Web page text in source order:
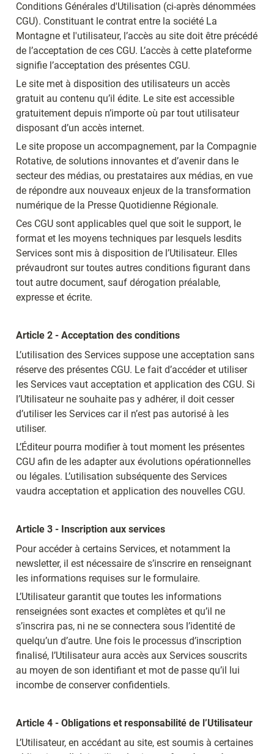
Conditions Générales d'Utilisation (ci-après dénommées
CGU). Constituant le contrat entre la société La
Montagne et l'utilisateur, l’accès au site doit être précédé
de l’acceptation de ces CGU. L’accès à cette plateforme
signifie l’acceptation des présentes CGU.
Le site met à disposition des utilisateurs un accès
gratuit au contenu qu’il édite. Le site est accessible
gratuitement depuis n’importe où par tout utilisateur
disposant d’un accès internet.
Le site propose un accompagnement, par la Compagnie
Rotative, de solutions innovantes et d’avenir dans le
secteur des médias, ou prestataires aux médias, en vue
de répondre aux nouveaux enjeux de la transformation
numérique de la Presse Quotidienne Régionale.
Ces CGU sont applicables quel que soit le support, le
format et les moyens techniques par lesquels lesdits
Services sont mis à disposition de l’Utilisateur. Elles
prévaudront sur toutes autres conditions figurant dans
tout autre document, sauf dérogation préalable,
expresse et écrite.
Article 2 - Acceptation des conditions
L’utilisation des Services suppose une acceptation sans
réserve des présentes CGU. Le fait d’accéder et utiliser
les Services vaut acceptation et application des CGU. Si
l’Utilisateur ne souhaite pas y adhérer, il doit cesser
d’utiliser les Services car il n’est pas autorisé à les
utiliser.
L’Éditeur pourra modifier à tout moment les présentes
CGU afin de les adapter aux évolutions opérationnelles
ou légales. L’utilisation subséquente des Services
vaudra acceptation et application des nouvelles CGU.
Article 3 - Inscription aux services
Pour accéder à certains Services, et notamment la
newsletter, il est nécessaire de s’inscrire en renseignant
les informations requises sur le formulaire.
L’Utilisateur garantit que toutes les informations
renseignées sont exactes et complètes et qu’il ne
s’inscrira pas, ni ne se connectera sous l’identité de
quelqu’un d’autre. Une fois le processus d’inscription
finalisé, l’Utilisateur aura accès aux Services souscrits
au moyen de son identifiant et mot de passe qu’il lui
incombe de conserver confidentiels.
Article 4 - Obligations et responsabilité de l’Utilisateur
L’Utilisateur, en accédant au site, est soumis à certaines